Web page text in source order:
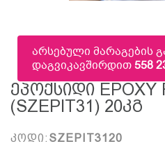
არსებული მარაგების
დაგვიკავშირდით558
Ეპოქსიდი EPOXY
(SZEPIT31) 20კგ
კოდი: SZEPIT3120